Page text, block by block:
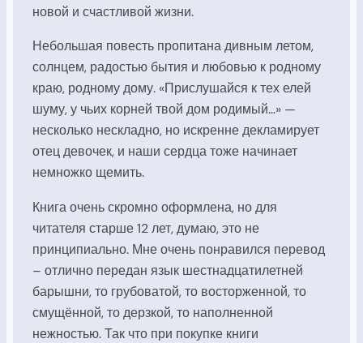
новой и счастливой жизни.
Небольшая повесть пропитана дивным летом,
солнцем, радостью бытия и любовью к родному
краю, родному дому. «Прислушайся к тех елей
шуму, у чьих корней твой дом родимый…» —
несколько нескладно, но искренне декламирует
отец девочек, и наши сердца тоже начинает
немножко щемить.
Книга очень скромно оформлена, но для
читателя старше 12 лет, думаю, это не
принципиально. Мне очень понравился перевод
– отлично передан язык шестнадцатилетней
барышни, то грубоватой, то восторженной, то
смущённой, то дерзкой, то наполненной
нежностью. Так что при покупке книги